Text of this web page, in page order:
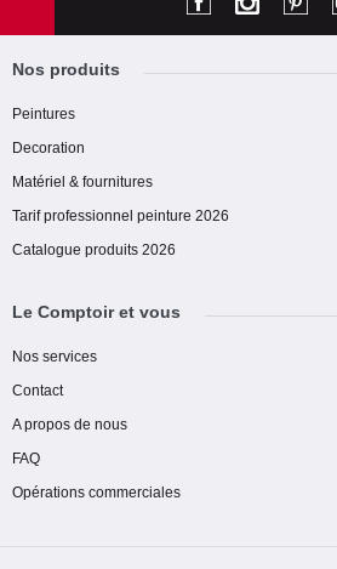
Nos produits
Peintures
Decoration
Matériel & fournitures
Tarif professionnel peinture 2026
Catalogue produits 2026
Le Comptoir et vous
Nos services
Contact
A propos de nous
FAQ
Opérations commerciales